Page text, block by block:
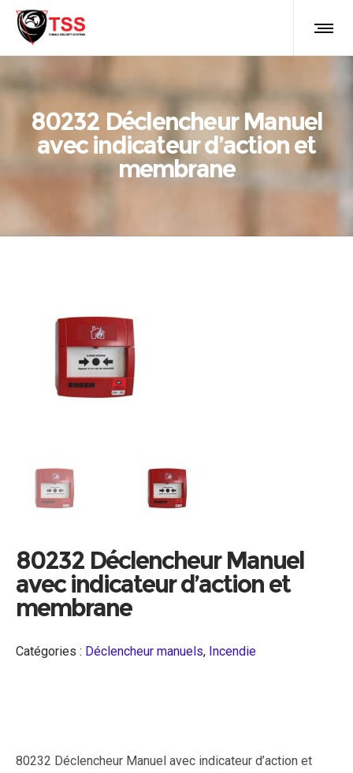
80232 Déclencheur Manuel
avec indicateur d’action et
membrane
80232 Déclencheur Manuel
avec indicateur d’action et
membrane
Catégories : Déclencheur manuels, Incendie
80232 Déclencheur Manuel avec indicateur d’action et